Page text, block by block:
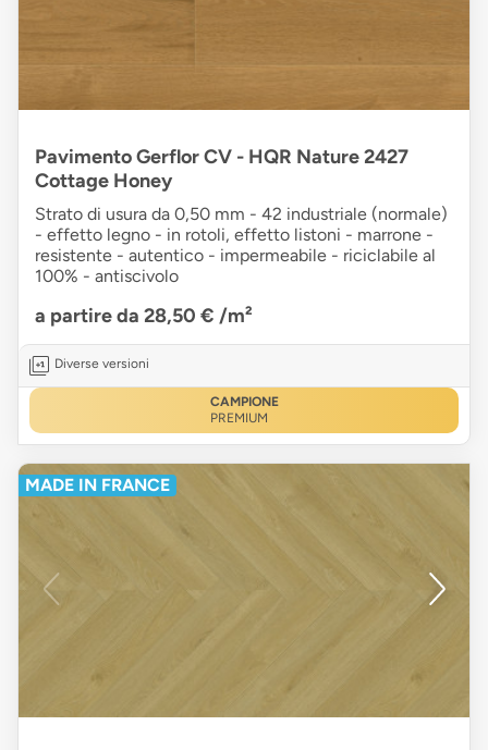
Pavimento Gerflor CV - HQR Nature 2427
Cottage Honey
Strato di usura da 0,50 mm - 42 industriale (normale)
- effetto legno - in rotoli, effetto listoni - marrone -
resistente - autentico - impermeabile - riciclabile al
100% - antiscivolo
a partire da 28,50 € /m²
Diverse versioni
CAMPIONE
PREMIUM
MADE IN FRANCE